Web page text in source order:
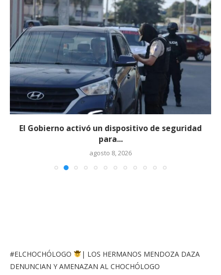
El Gobierno activó un dispositivo de seguridad
para...
agosto 8, 2026
#ELCHOCHÓLOGO
| LOS HERMANOS MENDOZA DAZA
DENUNCIAN Y AMENAZAN AL CHOCHÓLOGO